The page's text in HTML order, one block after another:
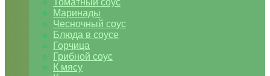
Томатный соус
Маринады
Чесночный соус
Блюда в соусе
Горчица
Грибной соус
К мясу